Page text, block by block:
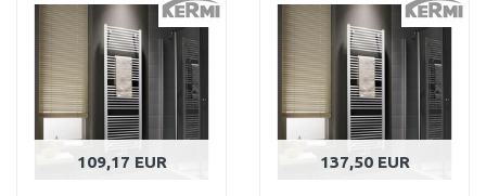
Porovnať Porovnať
109,17 EUR 137,50 EUR